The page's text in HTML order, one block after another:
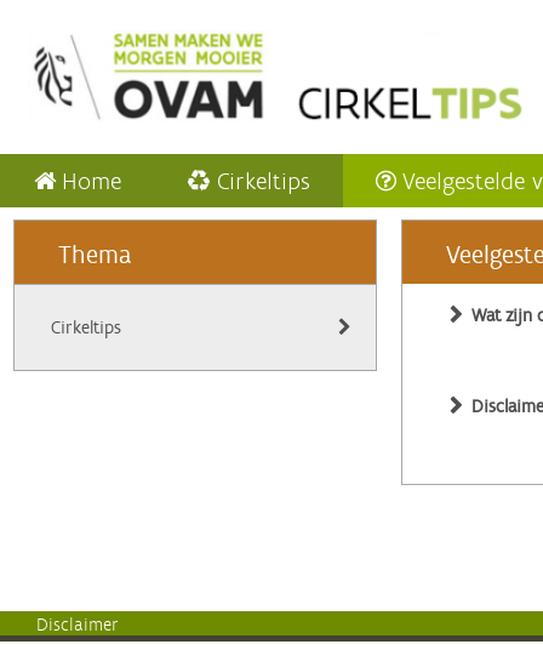
Home Cirkeltips Veelgestelde
Thema
Cirkeltips
Wat zijn
Disclaimer